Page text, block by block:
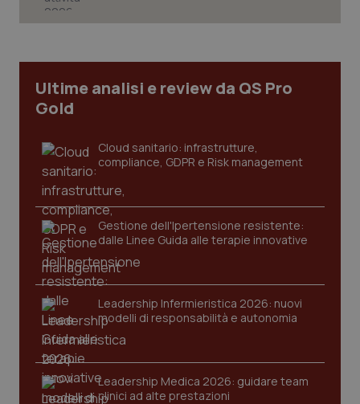
Ultime analisi e review da QS Pro
Gold
Cloud sanitario: infrastrutture,
compliance, GDPR e Risk management
Gestione dell'Ipertensione resistente:
dalle Linee Guida alle terapie innovative
Leadership Infermieristica 2026: nuovi
modelli di responsabilità e autonomia
Leadership Medica 2026: guidare team
clinici ad alte prestazioni
tracking-sites-ironfish-
tracking-enable
www.quotidianosanita.it
tracking-sites-ironfish-
session-id
www.quotidianosanita.it